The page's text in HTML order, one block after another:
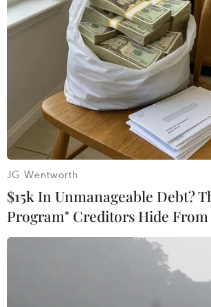
Dương: Thi thể được bỏ vào
25/05/2023 10:04
Cơ quan điều tra Công an tỉnh Bình
thông báo truy tìm danh tính nạn
một bãi đất trống thuộc khu phố
Khánh Bình, thành phố Tân Uyên).
JG Wentworth
$15k In Unmanageable Debt?
Program" Creditors Hide From